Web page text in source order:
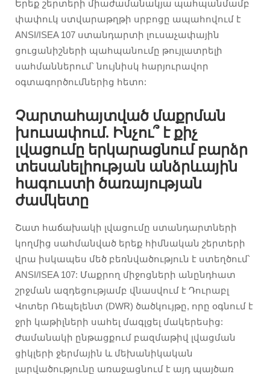
Երեք շերտերի միաժամանակյա պահպանմամբ
փափուկ ստվարաթղթի սրբոցը ապահովում է
ANSI/ISEA 107 ստանդարտի լուսաչափային
ցուցանիշների պահպանումը թույլատրելի
սահմաններում՝ նույնիսկ հարյուրավոր
օգտագործումներից հետո:
Չարտահայտված մաքրման
խուսափում. Ինչու՞ է քիչ
լվացումը երկարացնում բարձր
տեսանելիության անձրևային
հագուստի ծառայության
ժամկետը
Շատ հաճախակի լվացումը ստանդարտների
կողմից սահմանված երեք հիմնական շերտերի
վրա իսկապես մեծ բեռնվածություն է ստեղծում՝
ANSI/ISEA 107: Մաքրող միջոցների անընդհատ
շրջման ազդեցությամբ վնասվում է Դուրաբլ
Վոտեր Ռեպելենտ (DWR) ծածկույթը, որը օգնում է
ջրի կաթիլների սահել մագլցել մակերեսից:
Ժամանակի ընթացքում բազմաթիվ լվացման
ցիկլերի ջերմային և մեխանիկական
լարվածությունը առաջացնում է այդ պայծառ